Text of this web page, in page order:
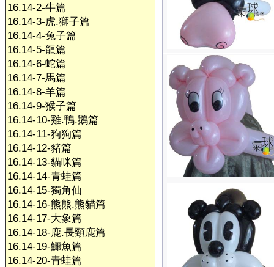
16.14-2-牛篇
16.14-3-虎.獅子篇
16.14-4-兔子篇
16.14-5-龍篇
16.14-6-蛇篇
16.14-7-馬篇
16.14-8-羊篇
16.14-9-猴子篇
16.14-10-雞.鴨.鵝篇
16.14-11-狗狗篇
16.14-12-豬篇
16.14-13-貓咪篇
16.14-14-青蛙篇
16.14-15-獨角仙
16.14-16-熊熊.熊貓篇
16.14-17-大象篇
16.14-18-鹿.長頸鹿篇
16.14-19-鱷魚篇
16.14-20-青蛙篇